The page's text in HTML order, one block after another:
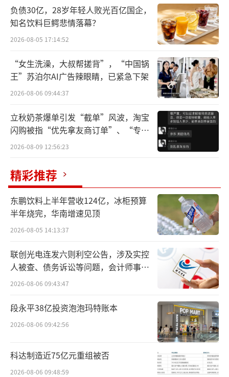
低速发展甚至失速发展将成为新常态。”
他将当前行业的深层症结总结为“一多两
少三变”——总供给量多于总需求量；消费场景
减少、消费人群减少；消费代际变化、消费诉
求变化和消费方式变化。
将冰冷的财报数字和刘淼的判断放在一起
再来看，三个长期被掩盖的泡沫正在同时浮出
水面——消费量的泡沫、价格与结构的泡沫，以
代际迁移的泡沫。
在全球烈酒市场的宏大图景中，要寻找中
国白酒穿越周期的真正答案，就需要直面这些
泡沫。
到底还有多少真实需求
白酒产量已连续九年下滑。
2025年规模以上白酒产量354.9万千升，这
一数字与2016年历史峰值1358.4万千升相比，
九年时间产量累计萎缩近74%——跌掉的量超过
1000万千升，只剩零头。
负债30亿，28岁年轻人败光百亿国企，
知名饮料巨鳄悲情落幕？
2026-08-05 17:14:52
“女生洗澡，大叔帮搓背”，“中国锅
王”苏泊尔AI广告辣眼睛，已紧急下架
2026-08-06 09:44:37
立秋奶茶爆单引发“截单”风波，淘宝
闪购被指“优先拿友商订单”、“专挑
贵的拿”
2026-08-09 12:56:23
精彩推荐
东鹏饮料上半年营收124亿，冰柜预算
半年烧完，华南增速见顶
2026-08-05 14:13:37
联创光电连发六则利空公告，涉及实控
人被查、债务诉讼等问题，会计师事务
所曾出具“保留意见”
2026-08-06 09:43:47
段永平38亿投资泡泡玛特账本
2026-08-06 09:42:56
科达制造近75亿元重组被否
2026-08-06 09:48:59